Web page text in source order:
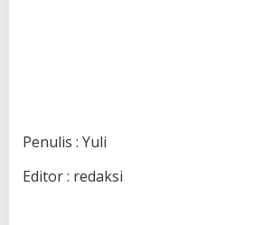
Penulis : Yuli
Editor : redaksi